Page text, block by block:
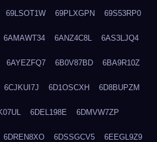
69LSOT1W 69PLXGPN 69S53RP0
6AMAWT34 6ANZ4C8L 6AS3LJQ4
6AYEZFQ7 6B0V87BD 6BA9R10Z
6CJKUI7J 6D1OSCXH 6D8BUPZM
6DEL198E 6DMVW7ZP
6DREN8XO 6DSSGCV5 6EEGL9Z9